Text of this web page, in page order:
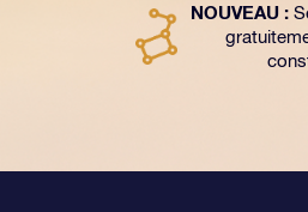
NOUVEAU :